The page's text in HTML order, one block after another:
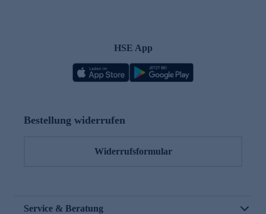
HSE App
Bestellung widerrufen
Widerrufsformular
Service & Beratung